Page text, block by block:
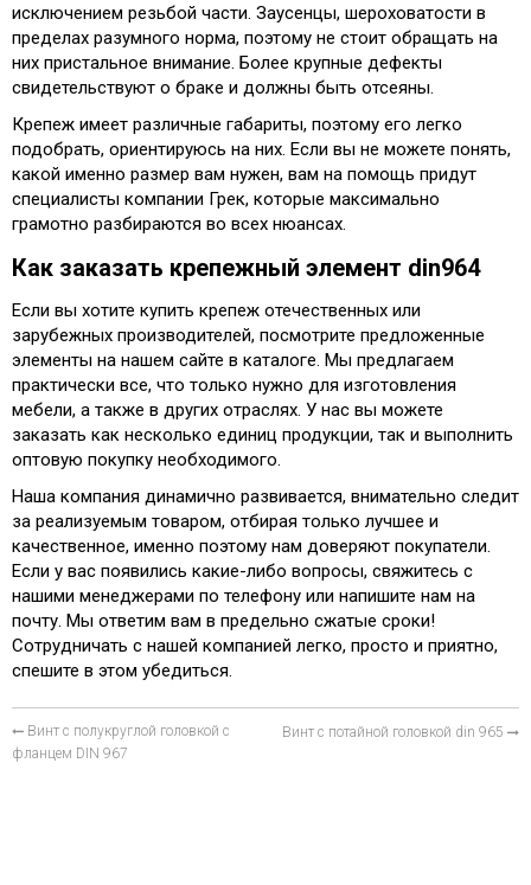
исключением резьбой части. Заусенцы, шероховатости в
пределах разумного норма, поэтому не стоит обращать на
них пристальное внимание. Более крупные дефекты
свидетельствуют о браке и должны быть отсеяны.
Крепеж имеет различные габариты, поэтому его легко
подобрать, ориентируюсь на них. Если вы не можете понять,
какой именно размер вам нужен, вам на помощь придут
специалисты компании Грек, которые максимально
грамотно разбираются во всех нюансах.
Как заказать крепежный элемент din964
Если вы хотите купить крепеж отечественных или
зарубежных производителей, посмотрите предложенные
элементы на нашем сайте в каталоге. Мы предлагаем
практически все, что только нужно для изготовления
мебели, а также в других отраслях. У нас вы можете
заказать как несколько единиц продукции, так и выполнить
оптовую покупку необходимого.
Наша компания динамично развивается, внимательно следит
за реализуемым товаром, отбирая только лучшее и
качественное, именно поэтому нам доверяют покупатели.
Если у вас появились какие-либо вопросы, свяжитесь с
нашими менеджерами по телефону или напишите нам на
почту. Мы ответим вам в предельно сжатые сроки!
Сотрудничать с нашей компанией легко, просто и приятно,
спешите в этом убедиться.
Винт с полукруглой головкой с
фланцем DIN 967
Винт с потайной головкой din 965